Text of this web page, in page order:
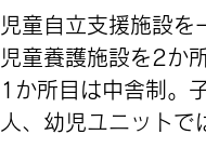
児童自立支援施設を
児童養護施設を2か
1か所目は中舎制。
人、幼児ユニット